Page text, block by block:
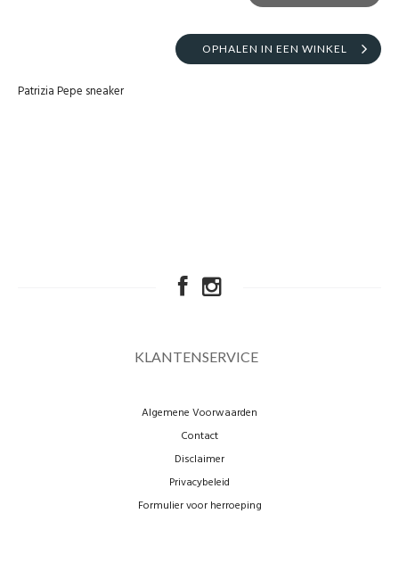
OPHALEN IN EEN WINKEL
Patrizia Pepe sneaker
KLANTENSERVICE
Algemene Voorwaarden
Contact
Disclaimer
Privacybeleid
Formulier voor herroeping